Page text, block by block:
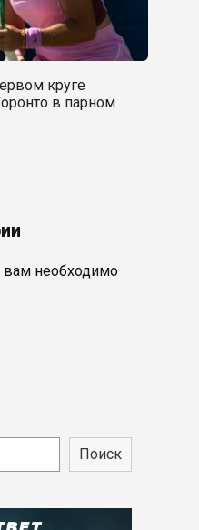
круге
в парном
вам необходимо
Поиск